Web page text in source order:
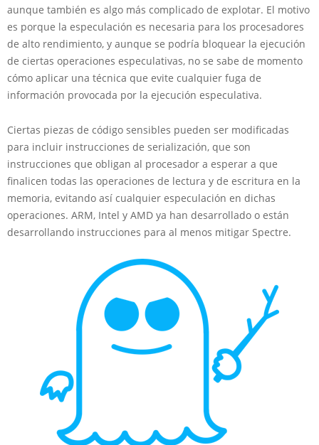
aunque también es algo más complicado de explotar. El motivo
es porque la especulación es necesaria para los procesadores
de alto rendimiento, y aunque se podría bloquear la ejecución
de ciertas operaciones especulativas, no se sabe de momento
cómo aplicar una técnica que evite cualquier fuga de
información provocada por la ejecución especulativa.
Ciertas piezas de código sensibles pueden ser modificadas
para incluir instrucciones de serialización, que son
instrucciones que obligan al procesador a esperar a que
finalicen todas las operaciones de lectura y de escritura en la
memoria, evitando así cualquier especulación en dichas
operaciones. ARM, Intel y AMD ya han desarrollado o están
desarrollando instrucciones para al menos mitigar Spectre.